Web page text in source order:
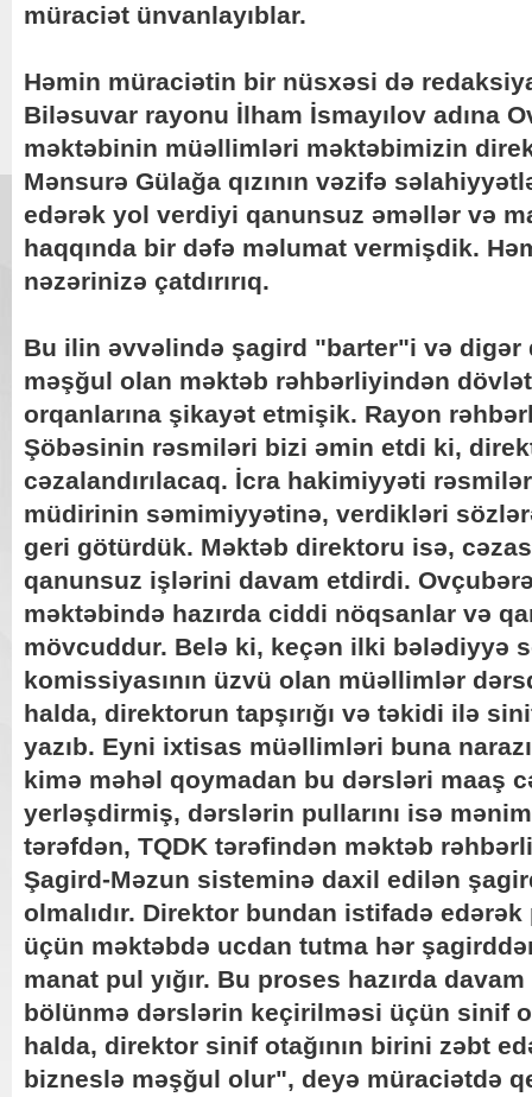
müraciət ünvanlayıblar.
Həmin müraciətin bir nüsxəsi də
Biləsuvar rayonu İlham İsmayılov adına
məktəbinin müəllimləri məktəbimizin
Mənsurə Gülağa qızının vəzifə
edərək yol verdiyi qanunsuz əməllər və
haqqında bir dəfə məlumat vermişdik.
nəzərinizə çatdırırıq.
Bu ilin əvvəlində şagird "barter"i və digər
məşğul olan məktəb rəhbərliyindən
orqanlarına şikayət etmişik. Rayon
Şöbəsinin rəsmiləri bizi əmin etdi ki,
cəzalandırılacaq. İcra hakimiyyəti
müdirinin səmimiyyətinə, verdikləri
geri götürdük. Məktəb direktoru isə,
qanunsuz işlərini davam etdirdi.
məktəbində hazırda ciddi nöqsanlar və
mövcuddur. Belə ki, keçən ilki bələdiyyə
komissiyasının üzvü olan müəllimlər
halda, direktorun tapşırığı və təkidi ilə
yazıb. Eyni ixtisas müəllimləri buna
kimə məhəl qoymadan bu dərsləri maaş
yerləşdirmiş, dərslərin pullarını isə
tərəfdən, TQDK tərəfindən məktəb
Şagird-Məzun sisteminə daxil edilən
olmalıdır. Direktor bundan istifadə edərək
üçün məktəbdə ucdan tutma hər
manat pul yığır. Bu proses hazırda
bölünmə dərslərin keçirilməsi üçün sinif
halda, direktor sinif otağının birini zəbt
bizneslə məşğul olur", deyə müraciətdə